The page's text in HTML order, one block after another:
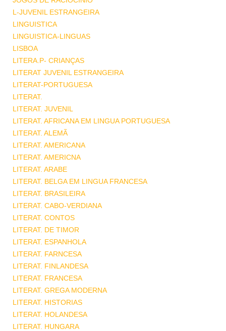
L-JUVENIL ESTRANGEIRA
LINGUISTICA
LINGUISTICA-LINGUAS
LISBOA
LITERA.P- CRIANÇAS
LITERAT JUVENIL ESTRANGEIRA
LITERAT-PORTUGUESA
LITERAT.
LITERAT. JUVENIL
LITERAT. AFRICANA EM LINGUA PORTUGUESA
LITERAT. ALEMÃ
LITERAT. AMERICANA
LITERAT. AMERICNA
LITERAT. ARABE
LITERAT. BELGA EM LINGUA FRANCESA
LITERAT. BRASILEIRA
LITERAT. CABO-VERDIANA
LITERAT. CONTOS
LITERAT. DE TIMOR
LITERAT. ESPANHOLA
LITERAT. FARNCESA
LITERAT. FINLANDESA
LITERAT. FRANCESA
LITERAT. GREGA MODERNA
LITERAT. HISTORIAS
LITERAT. HOLANDESA
LITERAT. HUNGARA